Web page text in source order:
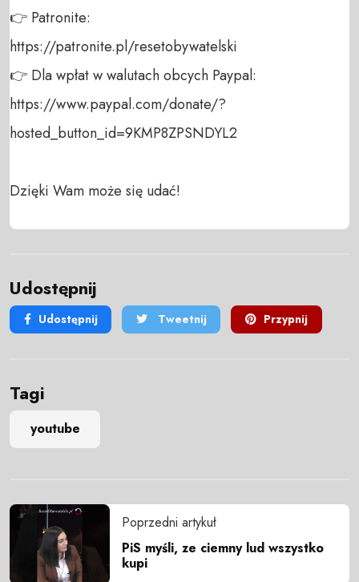
👉 Patronite:
https://patronite.pl/resetobywatelski
👉 Dla wpłat w walutach obcych Paypal:
https://www.paypal.com/donate/?
hosted_button_id=9KMP8ZPSNDYL2
Dzięki Wam może się udać!
Udostępnij
Udostępnij Tweetnij Przypnij
Tagi
youtube
Poprzedni artykuł
PiS myśli, ze ciemny lud wszystko
kupi